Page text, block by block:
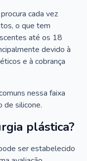
cada vez
o que tem
até os 18
devido à
e à cobrança
nessa faixa
de silicone.
plástica?
ser estabelecido